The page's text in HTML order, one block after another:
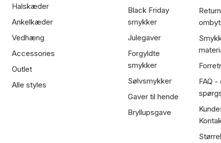
Halskæder
Ankelkæder
Vedhæng
Accessories
Outlet
Alle styles
Black Friday
smykker
Julegaver
Forgyldte
smykker
Sølvsmykker
Gaver til hende
Bryllupsgave
FAQ